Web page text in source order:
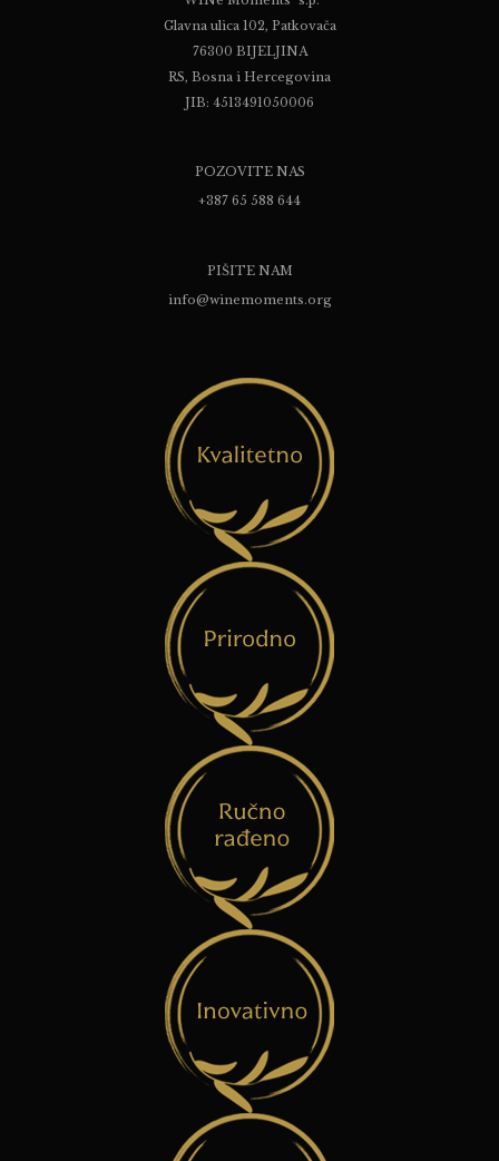
Glavna ulica 102, Patkovača
76300 BIJELJINA
RS, Bosna i Hercegovina
JIB: 4513491050006
POZOVITE NAS
+387 65 588 644
PIŠITE NAM
info@winemoments.org